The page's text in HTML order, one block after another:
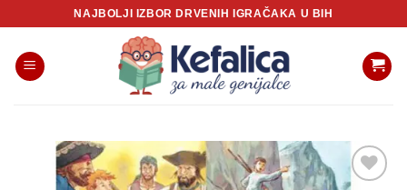
content
NAJBOLJI IZBOR DRVENIH IGRAČAKA U BIH